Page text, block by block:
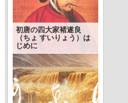
初唐の四大家褚遂良
（ちょ すいりょう）は
じめに